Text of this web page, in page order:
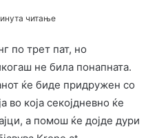
читање
по трет пат, но
не била понапната.
ќе биде придружен со
во која секојдневно ќе
а помош ќе дојде дури